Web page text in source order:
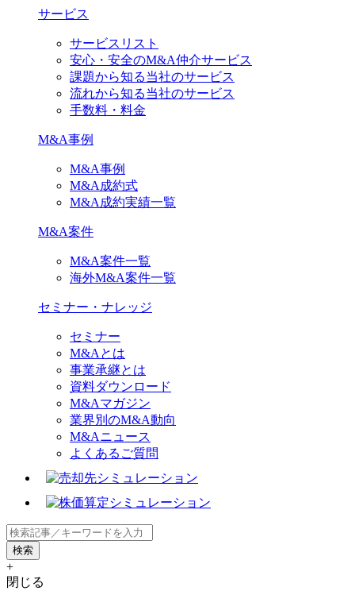
サービス
サービスリスト
安心・安全のM&A仲介サービス
課題から知る当社のサービス
流れから知る当社のサービス
手数料・料金
M&A事例
M&A事例
M&A成約式
M&A成約実績一覧
M&A案件
M&A案件一覧
海外M&A案件一覧
セミナー・ナレッジ
セミナー
M&Aとは
事業承継とは
資料ダウンロード
M&Aマガジン
業界別のM&A動向
M&Aニュース
よくあるご質問
+
閉じる